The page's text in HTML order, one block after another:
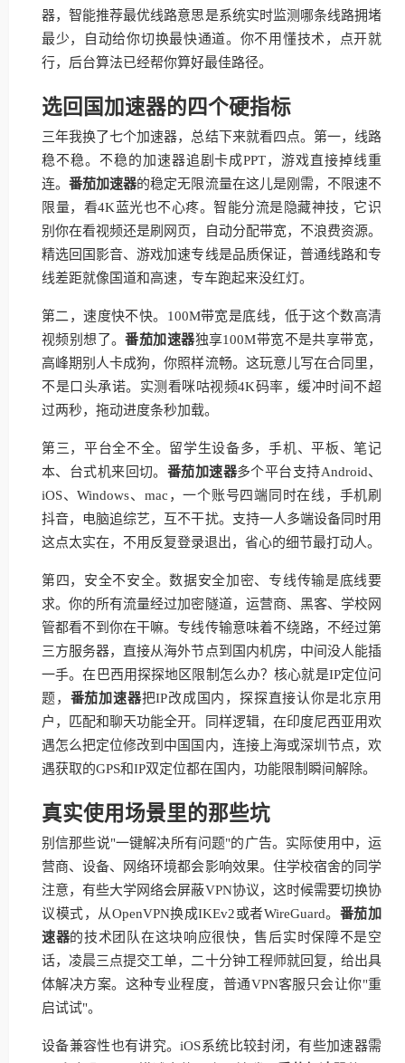
器，智能推荐最优线路意思是系统实时监测哪条线路拥堵
最少，自动给你切换最快通道。你不用懂技术，点开就
行，后台算法已经帮你算好最佳路径。
选回国加速器的四个硬指标
三年我换了七个加速器，总结下来就看四点。第一，线路
稳不稳。不稳的加速器追剧卡成PPT，游戏直接掉线重
连。番茄加速器的稳定无限流量在这儿是刚需，不限速不
限量，看4K蓝光也不心疼。智能分流是隐藏神技，它识
别你在看视频还是刷网页，自动分配带宽，不浪费资源。
精选回国影音、游戏加速专线是品质保证，普通线路和专
线差距就像国道和高速，专车跑起来没红灯。
第二，速度快不快。100M带宽是底线，低于这个数高清
视频别想了。番茄加速器独享100M带宽不是共享带宽，
高峰期别人卡成狗，你照样流畅。这玩意儿写在合同里，
不是口头承诺。实测看咪咕视频4K码率，缓冲时间不超
过两秒，拖动进度条秒加载。
第三，平台全不全。留学生设备多，手机、平板、笔记
本、台式机来回切。 番茄加速器多个平台支持Android、
iOS、Windows、mac，一个账号四端同时在线，手机刷
抖音，电脑追综艺，互不干扰。支持一人多端设备同时用
这点太实在，不用反复登录退出，省心的细节最打动人。
第四，安全不安全。数据安全加密、专线传输是底线要
求。你的所有流量经过加密隧道，运营商、黑客、学校网
管都看不到你在干嘛。专线传输意味着不绕路，不经过第
三方服务器，直接从海外节点到国内机房，中间没人能插
一手。在巴西用探探地区限制怎么办？核心就是IP定位问
题， 番茄加速器把IP改成国内，探探直接认你是北京用
户，匹配和聊天功能全开。同样逻辑，在印度尼西亚用欢
遇怎么把定位修改到中国国内，连接上海或深圳节点，欢
遇获取的GPS和IP双定位都在国内，功能限制瞬间解除。
真实使用场景里的那些坑
别信那些说"一键解决所有问题"的广告。实际使用中，运
营商、设备、网络环境都会影响效果。住学校宿舍的同学
注意，有些大学网络会屏蔽VPN协议，这时候需要切换协
议模式，从OpenVPN换成IKEv2或者WireGuard。 番茄加
速器的技术团队在这块响应很快，售后实时保障不是空
话，凌晨三点提交工单，二十分钟工程师就回复，给出具
体解决方案。这种专业程度，普通VPN客服只会让你"重
启试试"。
设备兼容性也有讲究。iOS系统比较封闭，有些加速器需